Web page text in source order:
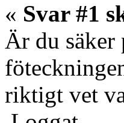
« Svar #1
Är du säker
riktigt vet